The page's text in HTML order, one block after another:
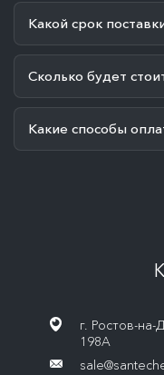
Какой срок
Сколько будет
Какие способы
г. Ростов-
198А